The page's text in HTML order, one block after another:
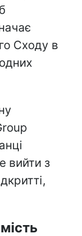
Сходу в
вийти з